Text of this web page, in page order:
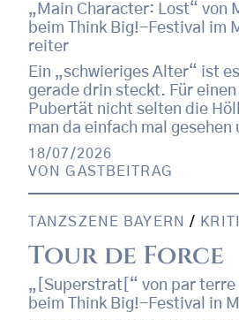
„Main Character: Lost“ von
beim Think Big!-Festival im
reiter
Ein „schwieriges Alter“ ist
gerade drin steckt. Für
Pubertät nicht selten die
man da einfach mal
18/07/2026
VONGASTBEITRAG
TANZSZENE BAYERN /
Tour de Force
„[Superstrat[“ von par terre
beim Think Big!-Festival in